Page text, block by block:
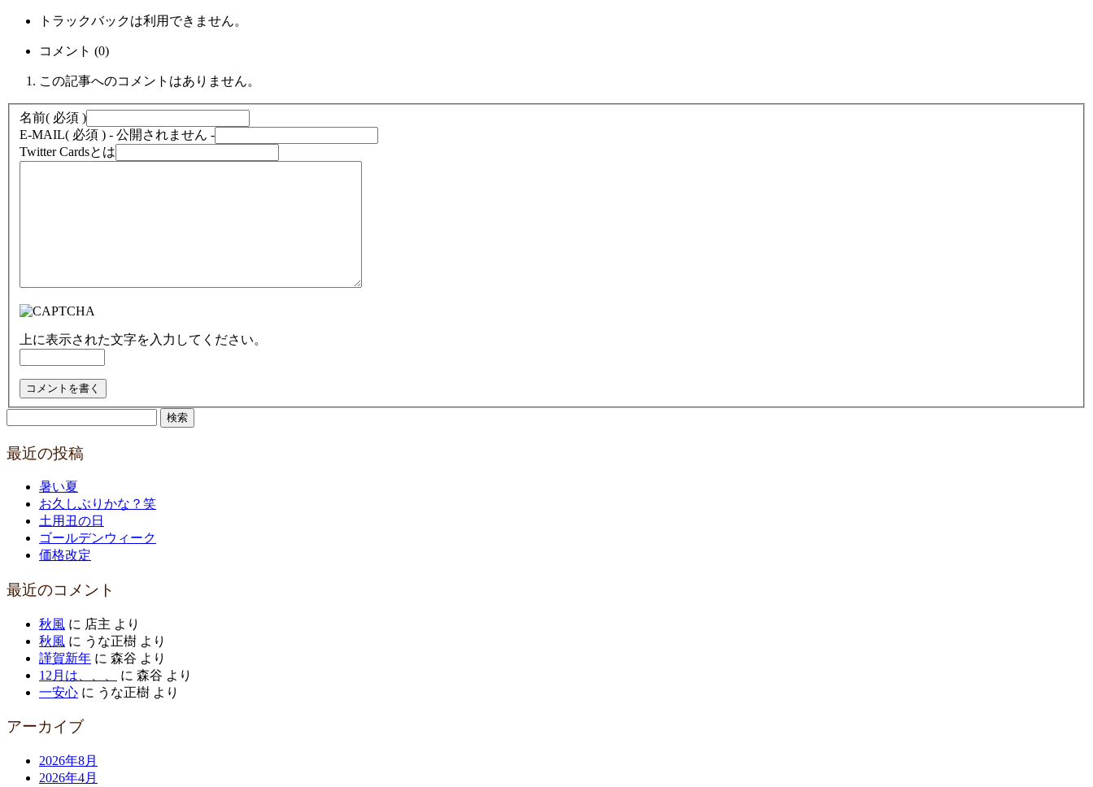
トラックバックは利用できません。
コメント (0)
この記事へのコメントはありません。
名前( 必須 )
E-MAIL( 必須 ) - 公開されません -
Twitter Cardsとは
上に表示された文字を入力してください。
最近の投稿
暑い夏
お久しぶりかな？笑
土用丑の日
ゴールデンウィーク
価格改定
最近のコメント
秋風 に 店主 より
秋風 に うな正樹 より
謹賀新年 に 森谷 より
12月は、、、
に 森谷 より
一安心 に うな正樹 より
アーカイブ
2026年8月
2026年4月